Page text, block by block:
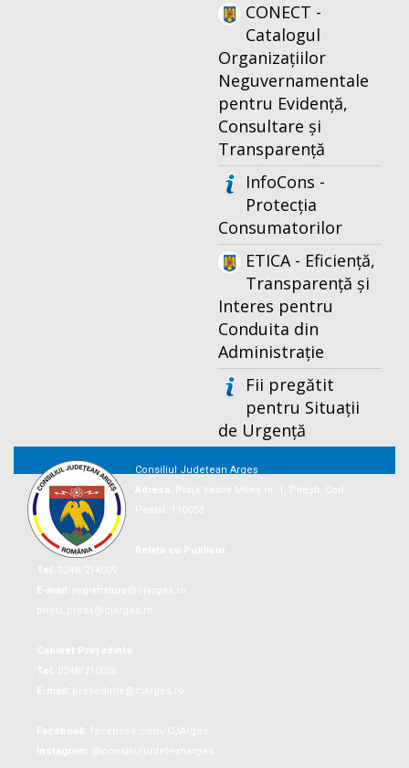
CONECT -
Catalogul
Organizațiilor
Neguvernamentale
pentru Evidență,
Consultare și
Transparență
InfoCons -
Protecția
Consumatorilor
ETICA - Eficiență,
Transparență și
Interes pentru
Conduita din
Administrație
Fii pregătit
pentru Situații
de Urgență
Consiliul Județean Argeș